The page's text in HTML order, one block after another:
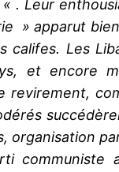
« . Leur
» apparut
califes. Les
et encore
revirement,
organisation
communiste